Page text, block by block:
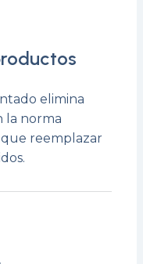
elimina
la norma
que reemplazar